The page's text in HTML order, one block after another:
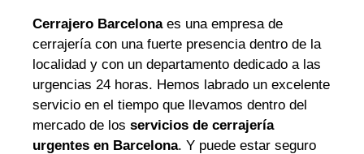
Cerrajero Barcelonaes una empresa de
cerrajería con una fuerte presencia dentro de la
localidad y con un departamento dedicado a las
urgencias 24 horas. Hemos labrado un excelente
servicio en el tiempo que llevamos dentro del
mercado de los servicios de cerrajería
urgentes en Barcelona. Y puede estar seguro